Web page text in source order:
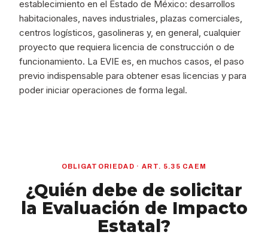
establecimiento en el Estado de México: desarrollos
habitacionales, naves industriales, plazas comerciales,
centros logísticos, gasolineras y, en general, cualquier
proyecto que requiera licencia de construcción o de
funcionamiento. La EVIE es, en muchos casos, el paso
previo indispensable para obtener esas licencias y para
poder iniciar operaciones de forma legal.
OBLIGATORIEDAD · ART. 5.35 CAEM
¿Quién debe de solicitar
la Evaluación de Impacto
Estatal?